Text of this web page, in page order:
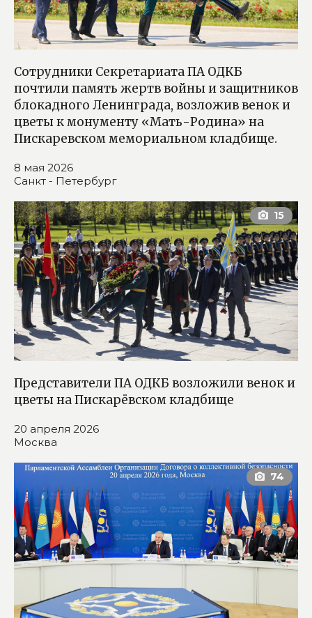
Сотрудники Секретариата ПА ОДКБ
почтили память жертв войны и защитников
блокадного Ленинграда, возложив венок и
цветы к монументу «Мать-Родина» на
Пискаревском мемориальном кладбище.
8 мая 2026
Санкт - Петербург
Представители ПА ОДКБ возложили венок и
цветы на Пискарёвском кладбище
20 апреля 2026
Москва